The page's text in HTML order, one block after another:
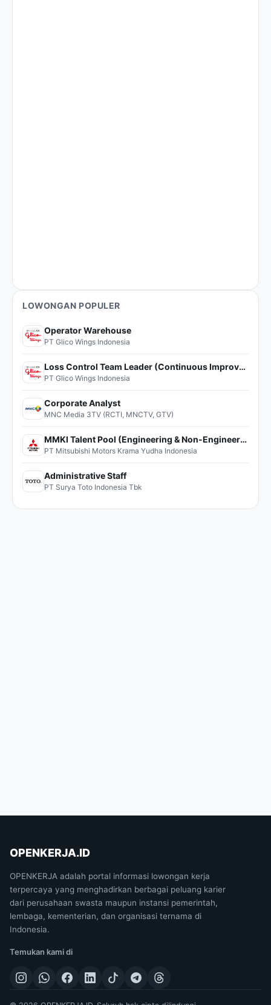
LOWONGAN POPULER
Operator Warehouse
PT Glico Wings Indonesia
Loss Control Team Leader (Continuous Improvement)
PT Glico Wings Indonesia
Corporate Analyst
MNC Media 3TV (RCTI, MNCTV, GTV)
MMKI Talent Pool (Engineering & Non-Engineering)
PT Mitsubishi Motors Krama Yudha Indonesia
Administrative Staff
PT Surya Toto Indonesia Tbk
OPENKERJA.ID
OPENKERJA adalah portal informasi lowongan kerja
terpercaya yang menghadirkan berbagai peluang karier
dari perusahaan swasta maupun instansi pemerintah,
lembaga, kementerian, dan organisasi ternama di
Indonesia.
Temukan kami di